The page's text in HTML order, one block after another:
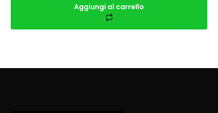
Aggiungi al carrello